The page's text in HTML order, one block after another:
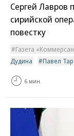
Сергей Лавров
сирийской
повестку
Газета
Дудина
Павел
6 мин.